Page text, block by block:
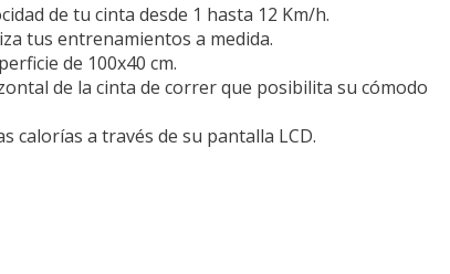
de tu cinta desde 1 hasta 12 Km/h.
tus entrenamientos a medida.
de 100x40 cm.
de la cinta de correr que posibilita su cómodo
calorías a través de su pantalla LCD.